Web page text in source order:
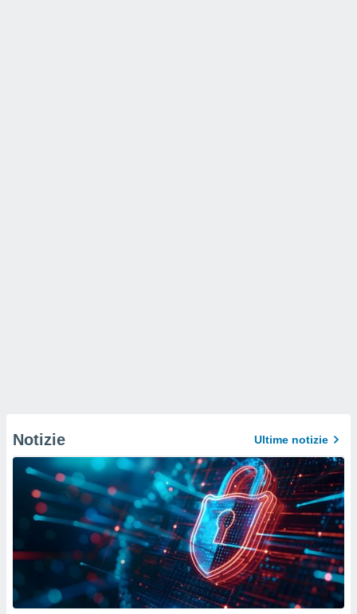
Notizie Ultime notizie